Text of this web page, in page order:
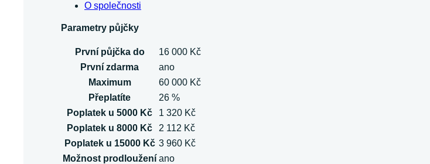
O společnosti
Parametry půjčky
První půjčka do
16 000 Kč
První zdarma
ano
Maximum
60 000 Kč
Přeplatíte
26 %
Poplatek u 5000 Kč
1 320 Kč
Poplatek u 8000 Kč
2 112 Kč
Poplatek u 15000 Kč 3 960 Kč
Možnost prodloužení ano